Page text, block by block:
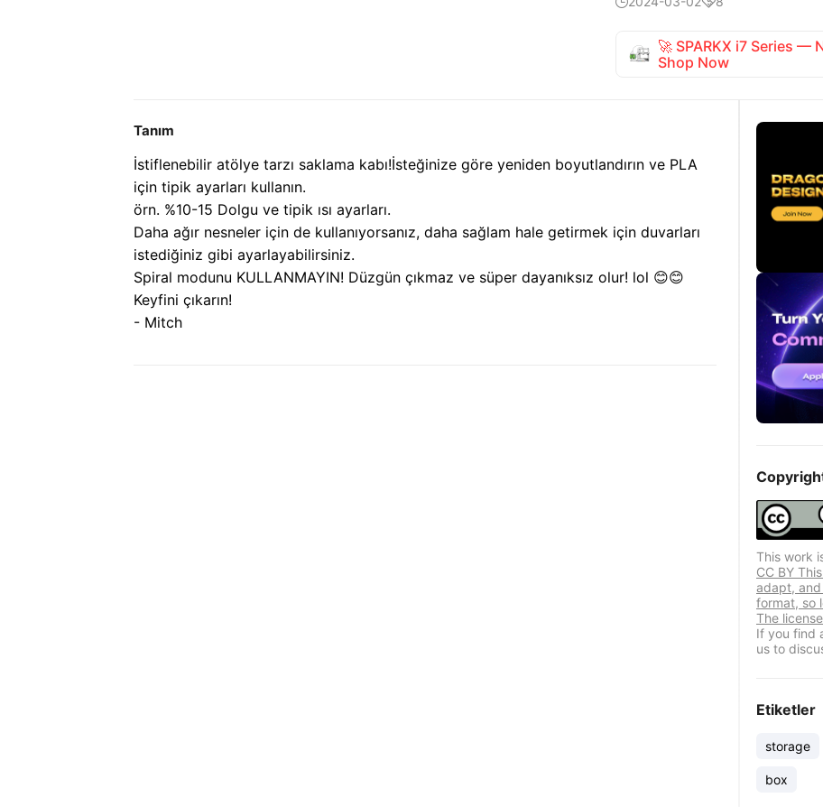
🚀 SPARKX i7 Series —
Shop Now
Tanım
İstiflenebilir atölye tarzı saklama kabı!İsteğinize göre yeniden boyutlandırın ve PLA
için tipik ayarları kullanın.
örn. %10-15 Dolgu ve tipik ısı ayarları.
Daha ağır nesneler için de kullanıyorsanız, daha sağlam hale getirmek için duvarları
istediğiniz gibi ayarlayabilirsiniz.
Spiral modunu KULLANMAYIN! Düzgün çıkmaz ve süper dayanıksız olur! lol 😊😊
Keyfini çıkarın!
- Mitch
This work
CC BY
adapt,
format, so
The
If you find
us to
Etiketler
storage
box